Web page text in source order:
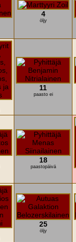
4
öljy
11
paasto ei
18
paastopäivä
25
öljy